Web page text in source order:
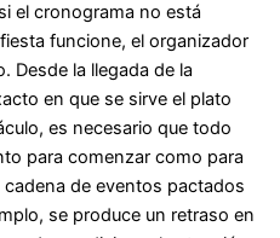
el cronograma no está
funcione, el organizador
Desde la llegada de la
en que se sirve el plato
es necesario que todo
para comenzar como para
de eventos pactados
se produce un retraso en